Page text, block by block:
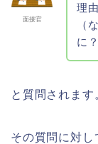
面接官
理
（
に？
と質問されます
その質問に対し